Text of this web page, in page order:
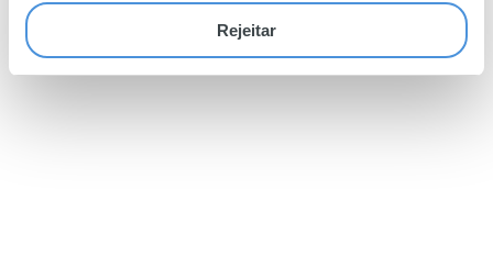
Rejeitar